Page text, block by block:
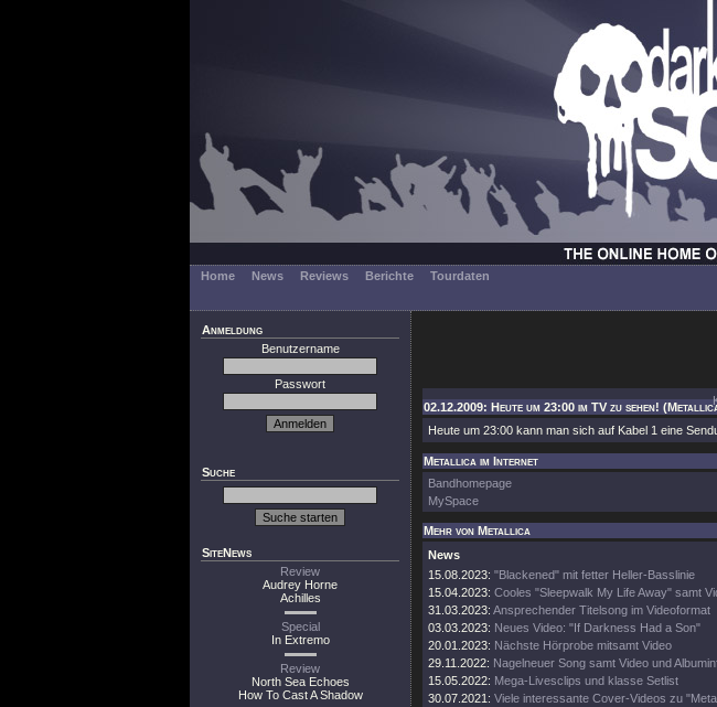
Home News Reviews Berichte
Tourdaten
Anmeldung
Benutzername
Passwort
Suche
SiteNews
Review
Audrey Horne
Achilles
Special
In Extremo
Review
North Sea Echoes
How To Cast A Shadow
02.12.2009: Heute um 23:00 im TV zu sehen!
Heute um 23:00 kann man sich auf Kabel 1 eine
Metallica im Internet
Bandhomepage
MySpace
Mehr von Metallica
News
15.08.2023: "Blackened" mit fetter Heller-Basslinie
15.04.2023: Cooles "Sleepwalk My Life Away" samt
31.03.2023: Ansprechender Titelsong im Videoformat
03.03.2023: Neues Video: "If Darkness Had a Son"
20.01.2023: Nächste Hörprobe mitsamt Video
29.11.2022: Nagelneuer Song samt Video und
15.05.2022: Mega-Livesclips und klasse Setlist
30.07.2021: Viele interessante Cover-Videos zu